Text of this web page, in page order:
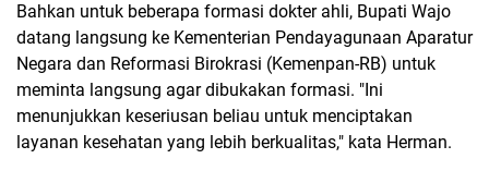
Bahkan untuk beberapa formasi dokter ahli, Bupati Wajo
datang langsung ke Kementerian Pendayagunaan Aparatur
Negara dan Reformasi Birokrasi (Kemenpan-RB) untuk
meminta langsung agar dibukakan formasi. "Ini
menunjukkan keseriusan beliau untuk menciptakan
layanan kesehatan yang lebih berkualitas," kata Herman.